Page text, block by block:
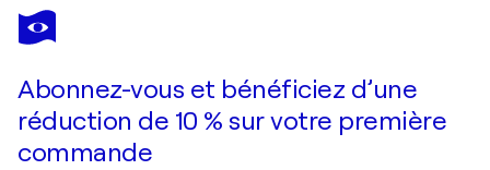
ANDRÉS RUEDA
A SPRING
Abonnez-vous et bénéficiez d’une
réduction de 10 % sur votre première
commande